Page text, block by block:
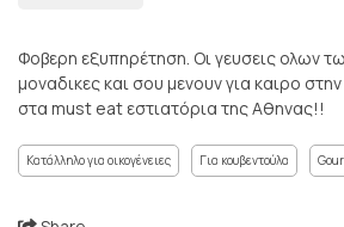
Φοβερη εξυπηρέτηση. Οι γευσεις ολων
μοναδικες και σου μενουν για καιρο
στα must eat εστιατόρια της Αθηνας!!
Κατάλληλο για οικογένειες Για κουβεντούλα